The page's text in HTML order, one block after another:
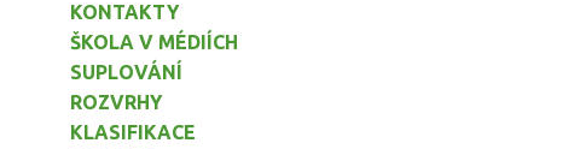
KONTAKTY
ŠKOLA V MÉDIÍCH
SUPLOVÁNÍ
ROZVRHY
KLASIFIKACE